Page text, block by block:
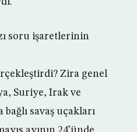
soru işaretlerinin
Zira genel
Suriye, Irak ve
savaş uçakları